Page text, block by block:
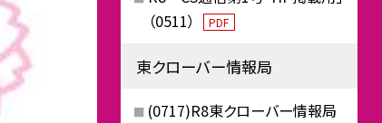
（0511）
PDF
東クローバー情報局
(0717)R8東クローバー情報局